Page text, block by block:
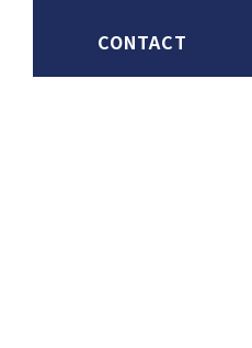
CONTACT